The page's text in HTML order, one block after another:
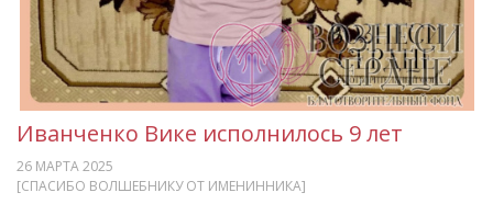
Иванченко Вике исполнилось 9 лет
26 МАРТА 2025
[СПАСИБО ВОЛШЕБНИКУ ОТ ИМЕНИННИКА]